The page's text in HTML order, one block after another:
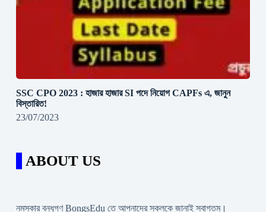
SSC CPO 2023 : হাজার হাজার SI পদে নিয়োগ CAPFs এ, জানুন
বিস্তারিত!
23/07/2023
ABOUT US
নমস্কার বন্ধুগণ BongsEdu তে আপনাদের সকলকে জানাই স্বাগতম।